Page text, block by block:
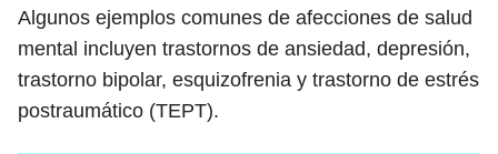
Algunos ejemplos comunes de afecciones de salud
mental incluyen trastornos de ansiedad, depresión,
trastorno bipolar, esquizofrenia y trastorno de estrés
postraumático (TEPT).